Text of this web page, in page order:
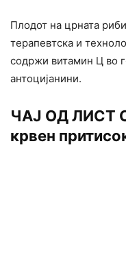
Плодот на црната
терапевтска и
содржи витамин Ц во
антоцијанини.
ЧАЈ ОД ЛИСТ
крвен